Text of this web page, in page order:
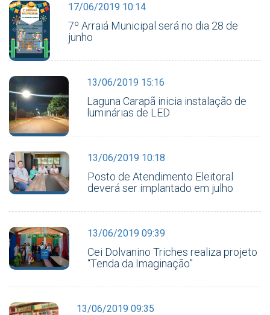
17/06/2019 10:14
7º Arraiá Municipal será no dia 28 de
junho
13/06/2019 15:16
Laguna Carapã inicia instalação de
luminárias de LED
13/06/2019 10:18
Posto de Atendimento Eleitoral
deverá ser implantado em julho
13/06/2019 09:39
Cei Dolvanino Triches realiza projeto
“Tenda da Imaginação”
13/06/2019 09:35